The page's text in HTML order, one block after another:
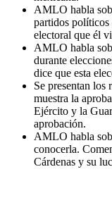
AMLO habla
partidos
electoral que él
AMLO habla
durante
dice que esta
Se presentan los
muestra la
Ejército y la
aprobación.
AMLO habla
conocerla.
Cárdenas y su